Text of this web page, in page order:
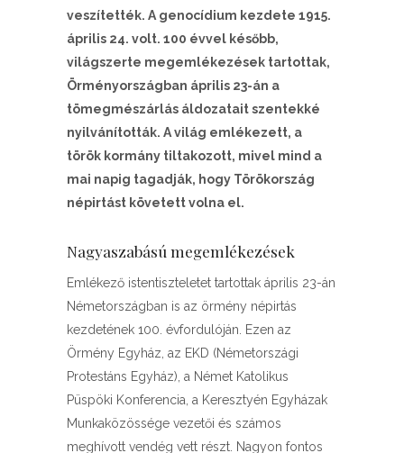
veszítették. A genocídium kezdete 1915.
április 24. volt. 100 évvel később,
világszerte megemlékezések tartottak,
Örményországban április 23-án a
tömegmészárlás áldozatait szentekké
nyilvánították. A világ emlékezett, a
török kormány tiltakozott, mivel mind a
mai napig tagadják, hogy Törökország
népirtást követett volna el.
Nagyaszabású megemlékezések
Emlékező istentiszteletet tartottak április 23-án
Németországban is az örmény népirtás
kezdetének 100. évfordulóján. Ezen az
Örmény Egyház, az EKD (Németországi
Protestáns Egyház), a Német Katolikus
Püspöki Konferencia, a Keresztyén Egyházak
Munkaközössége vezetői és számos
meghívott vendég vett részt. Nagyon fontos